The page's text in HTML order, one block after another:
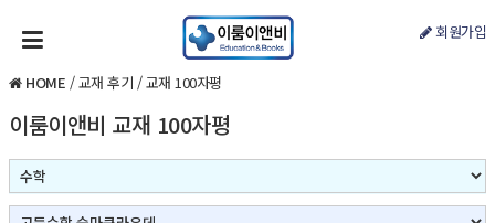
회원가입
HOME /교재 후기 /교재 100자평
이룸이앤비 교재 100자평